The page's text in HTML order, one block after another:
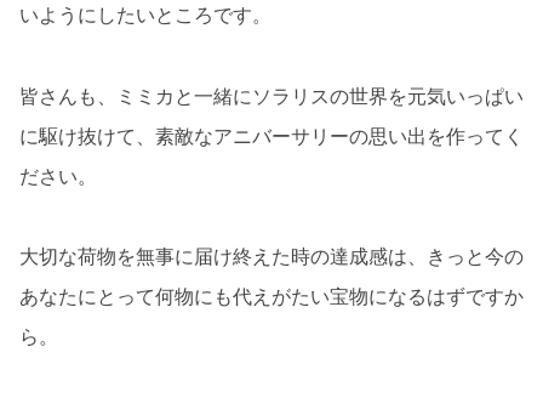
いようにしたいところです。
皆さんも、ミミカと一緒にソラリスの世界を元気いっぱい
に駆け抜けて、素敵なアニバーサリーの思い出を作ってく
ださい。
大切な荷物を無事に届け終えた時の達成感は、きっと今の
あなたにとって何物にも代えがたい宝物になるはずですか
ら。